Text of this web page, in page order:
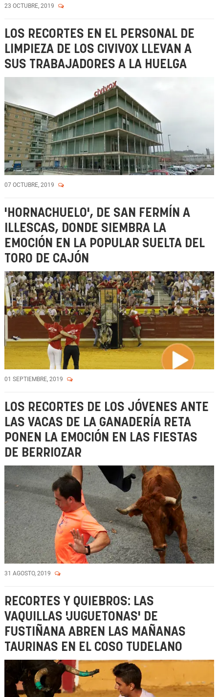
23 OCTUBRE, 2019
LOS RECORTES EN EL PERSONAL DE
LIMPIEZA DE LOS CIVIVOX LLEVAN A
SUS TRABAJADORES A LA HUELGA
07 OCTUBRE, 2019
'HORNACHUELO', DE SAN FERMÍN A
ILLESCAS, DONDE SIEMBRA LA
EMOCIÓN EN LA POPULAR SUELTA DEL
TORO DE CAJÓN
01 SEPTIEMBRE, 2019
LOS RECORTES DE LOS JÓVENES ANTE
LAS VACAS DE LA GANADERÍA RETA
PONEN LA EMOCIÓN EN LAS FIESTAS
DE BERRIOZAR
31 AGOSTO, 2019
RECORTES Y QUIEBROS: LAS
VAQUILLAS 'JUGUETONAS' DE
FUSTIÑANA ABREN LAS MAÑANAS
TAURINAS EN EL COSO TUDELANO